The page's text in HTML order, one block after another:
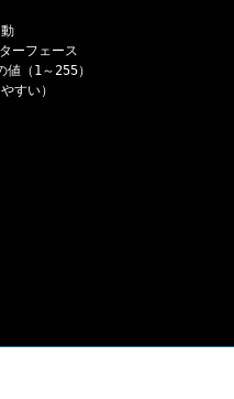
ーフェース
（1～255）
すい）